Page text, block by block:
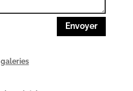
Envoyer
galeries